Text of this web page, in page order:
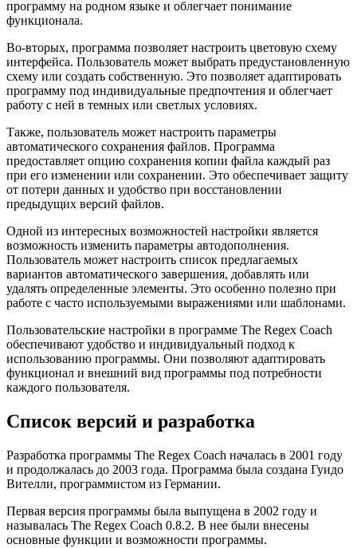
программу на родном языке и облегчает понимание
функционала.
Во-вторых, программа позволяет настроить цветовую схему
интерфейса. Пользователь может выбрать предустановленную
схему или создать собственную. Это позволяет адаптировать
программу под индивидуальные предпочтения и облегчает
работу с ней в темных или светлых условиях.
Также, пользователь может настроить параметры
автоматического сохранения файлов. Программа
предоставляет опцию сохранения копии файла каждый раз
при его изменении или сохранении. Это обеспечивает защиту
от потери данных и удобство при восстановлении
предыдущих версий файлов.
Одной из интересных возможностей настройки является
возможность изменить параметры автодополнения.
Пользователь может настроить список предлагаемых
вариантов автоматического завершения, добавлять или
удалять определенные элементы. Это особенно полезно при
работе с часто используемыми выражениями или шаблонами.
Пользовательские настройки в программе The Regex Coach
обеспечивают удобство и индивидуальный подход к
использованию программы. Они позволяют адаптировать
функционал и внешний вид программы под потребности
каждого пользователя.
Список версий и разработка
Разработка программы The Regex Coach началась в 2001 году
и продолжалась до 2003 года. Программа была создана Гуидо
Вителли, программистом из Германии.
Первая версия программы была выпущена в 2002 году и
называлась The Regex Coach 0.8.2. В нее были внесены
основные функции и возможности программы.